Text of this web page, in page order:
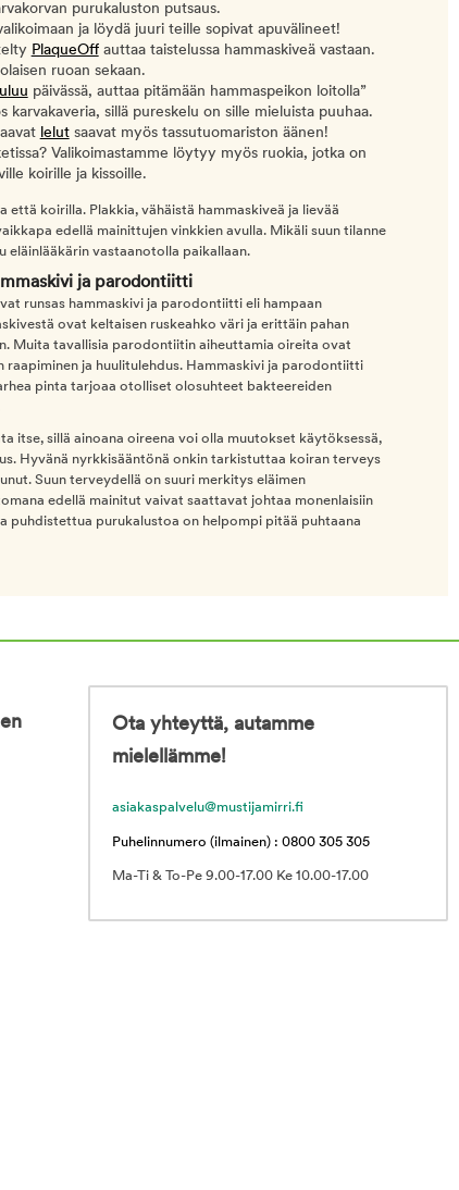
purukaluston putsaus.
ja löydä juuri teille sopivat apuvälineet!
PlaqueOffauttaa taistelussa hammaskiveä vastaan.
ruoan sekaan.
päivässä, auttaa pitämään hammaspeikon loitolla”
karvakaveria, sillä pureskelu on sille mieluista puuhaa.
lelutsaavat myös tassutuomariston äänen!
Valikoimastamme löytyy myös ruokia, jotka on
koirille ja kissoille.
että koirilla. Plakkia, vähäistä hammaskiveä ja lievää
edellä mainittujen vinkkien avulla. Mikäli suun tilanne
eläinlääkärin vastaanotolla paikallaan.
ja parodontiitti
runsas hammaskivi ja parodontiitti eli hampaan
ovat keltaisen ruskeahko väri ja erittäin pahan
Muita tavallisia parodontiitin aiheuttamia oireita ovat
raapiminen ja huulitulehdus. Hammaskivi ja parodontiitti
pinta tarjoaa otolliset olosuhteet bakteereiden
itse, sillä ainoana oireena voi olla muutokset käytöksessä,
Hyvänä nyrkkisääntönä onkin tarkistuttaa koiran terveys
Suun terveydellä on suuri merkitys eläimen
edellä mainitut vaivat saattavat johtaa monenlaisiin
puhdistettua purukalustoa on helpompi pitää puhtaana
Ota yhteyttä, autamme
mielellämme!
asiakaspalvelu@mustijamirri.fi
Puhelinnumero (ilmainen) : 0800 305 305
Ma-Ti & To-Pe 9.00-17.00 Ke 10.00-17.00